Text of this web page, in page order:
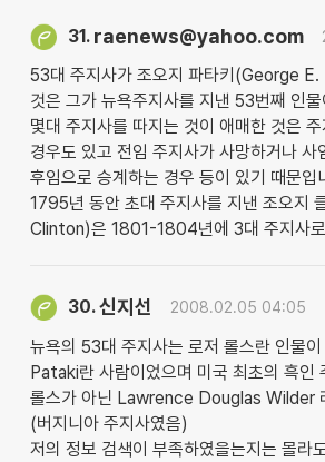
31. raenews@yahoo.com
53대 주지사가 조오지 파타키(George
것은 그가 뉴욕주지사를 지낸 53번째 인
몇대 주지사를 따지는 것이 애매한 것은
경우도 있고 전임 주지사가 사망하거나 사
후임으로 승계하는 경우 등이 있기 때문
1795년 동안 초대 주지사를 지낸 조오지
Clinton)은 1801-1804년에 3대 주지사
30.신지선 2008.02.05 04:05
뉴욕의 53대 주지사는 로저 롤스란 인물
Pataki란 사람이었으며 미국 최초의 흑인
롤스가 아닌 Lawrence Douglas Wilder
(버지니아 주지사였음)
저의 정보 검색이 부족하였을는지는 몰라